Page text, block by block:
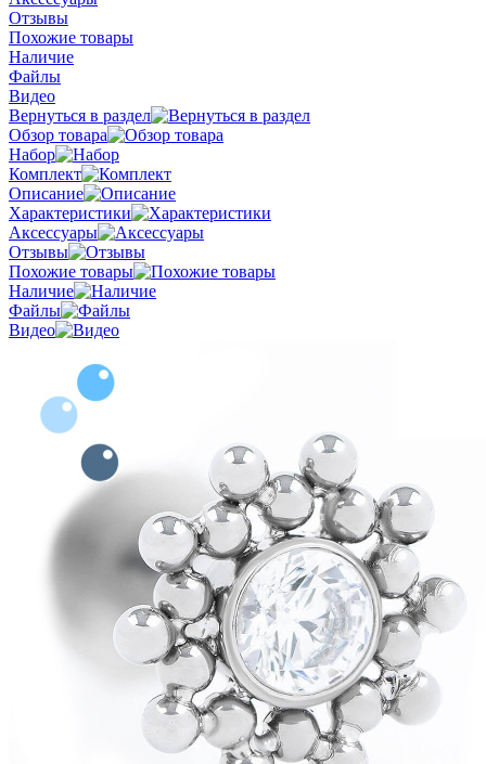
Отзывы
Похожие товары
Наличие
Файлы
Видео
Вернуться в раздел
Обзор товара
Набор
Комплект
Описание
Характеристики
Аксессуары
Отзывы
Похожие товары
Наличие
Файлы
Видео